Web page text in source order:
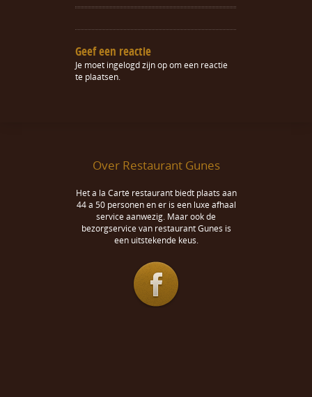
Geef een reactie
Je moet ingelogd zijn opom een reactie
te plaatsen.
Over Restaurant Gunes
Het a la Carté restaurant biedt plaats aan
44 a 50 personen en er is een luxe afhaal
service aanwezig. Maar ook de
bezorgservice van restaurant Gunes is
een uitstekende keus.